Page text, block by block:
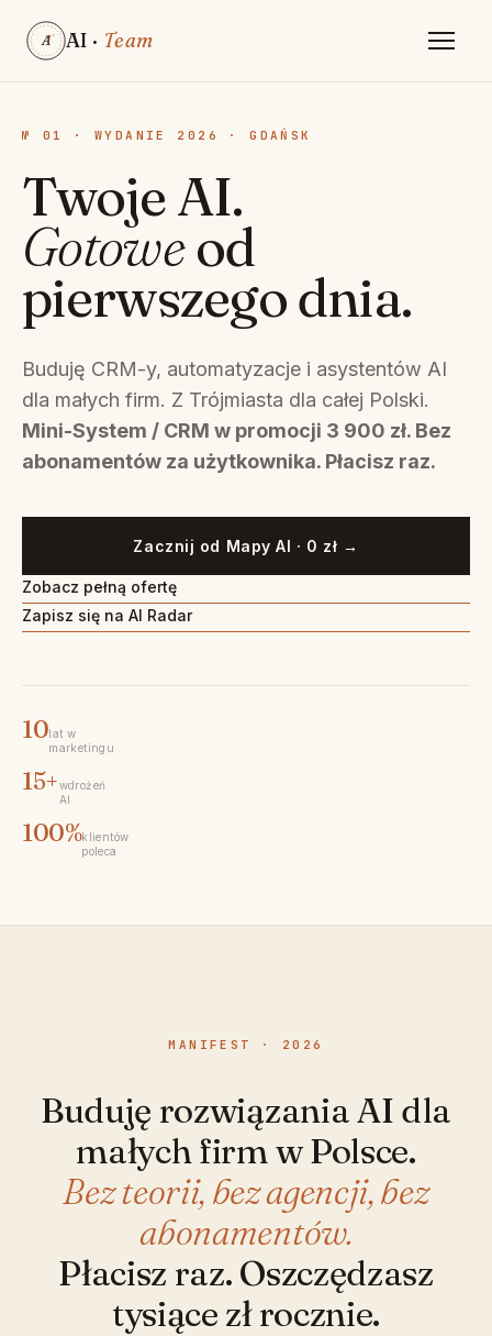
AT AI · Team
№ 01 · WYDANIE 2026 · GDAŃSK
Twoje AI.
Gotoweod
pierwszego dnia.
Buduję CRM-y, automatyzacje i asystentów AI
dla małych firm. Z Trójmiasta dla całej Polski.
Mini-System / CRM w promocji 3 900 zł. Bez
abonamentów za użytkownika. Płacisz raz.
Zacznij od Mapy AI · 0 zł →
Zobacz pełną ofertę
Zapisz się na AI Radar
10lat w
marketingu
15+wdrożeń
AI
100%klientów
poleca
MANIFEST · 2026
Buduję rozwiązania AI dla
małych firm w Polsce.
Bez teorii, bez agencji, bez
abonamentów.
Płacisz raz. Oszczędzasz
tysiące zł rocznie.